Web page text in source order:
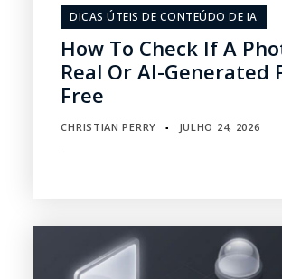
DICAS ÚTEIS DE CONTEÚDO DE IA
How To Check If A
Real Or AI-Generated
Free
CHRISTIAN PERRY ▪ JULHO 24, 2026